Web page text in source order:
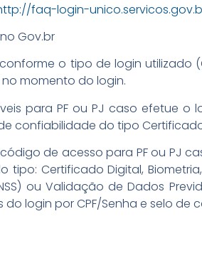
faq-login-
Gov.br
o tipo de login utilizado
momento do login.
para PF ou PJ caso efetue o
confiabilidade do tipo
de acesso para PF ou PJ
Certificado Digital,
ou Validação de Dados
login por CPF/Senha e selo de